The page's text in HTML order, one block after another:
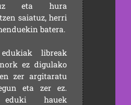
eta hura
saiatuz, herri
batera.
libreak
ez digulako
zer argitaratu
eta zer ez.
hauek